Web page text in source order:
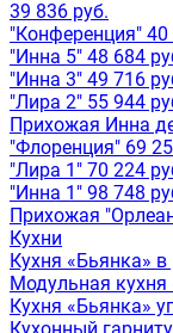
39 836 руб.
"Конференция"
"Инна 5" 48 684
"Инна 3" 49 716
"Лира 2" 55 944
Прихожая Инна
"Флоренция" 69
"Лира 1" 70 224
"Инна 1" 98 748
Прихожая
Кухни
Кухня «Бьянка»
Модульная кухня
Кухня «Бьянка»